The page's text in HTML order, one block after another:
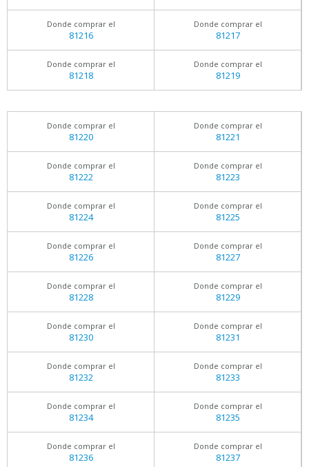
Donde comprar el
81216
Donde comprar el
81217
Donde comprar el
81218
Donde comprar el
81219
Donde comprar el
81220
Donde comprar el
81221
Donde comprar el
81222
Donde comprar el
81223
Donde comprar el
81224
Donde comprar el
81225
Donde comprar el
81226
Donde comprar el
81227
Donde comprar el
81228
Donde comprar el
81229
Donde comprar el
81230
Donde comprar el
81231
Donde comprar el
81232
Donde comprar el
81233
Donde comprar el
81234
Donde comprar el
81235
Donde comprar el
81236
Donde comprar el
81237